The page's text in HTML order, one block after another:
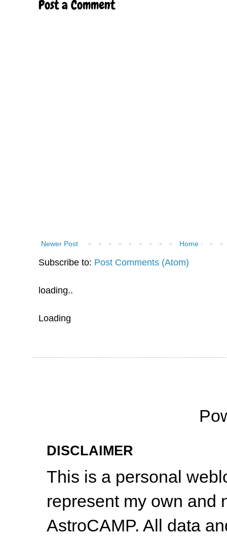
Post a Comment
Newer Post Home
Subscribe to: Post Comments (Atom)
loading..
Loading
DISCLAIMER
This is a personal
represent my own and
AstroCAMP. All data